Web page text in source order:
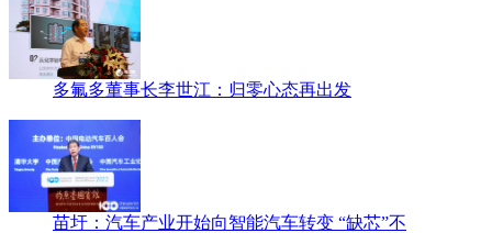
多氟多董事长李世江：归零心态再出发
苗圩：汽车产业开始向智能汽车转变 “缺芯”不